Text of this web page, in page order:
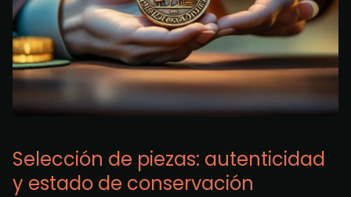
Selección de piezas: autenticidad
y estado de conservación